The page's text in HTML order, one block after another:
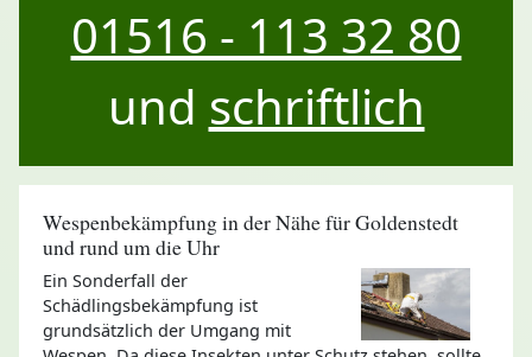
01516 - 113 32 80
und schriftlich
Wespenbekämpfung in der Nähe für Goldenstedt
und rund um die Uhr
Ein Sonderfall der
Schädlingsbekämpfung ist
grundsätzlich der Umgang mit